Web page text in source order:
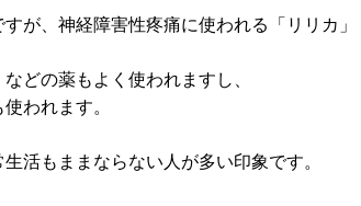
が、神経障害性疼痛に使われる「リリカ」
どの薬もよく使われますし、
われます。
活もままならない人が多い印象です。